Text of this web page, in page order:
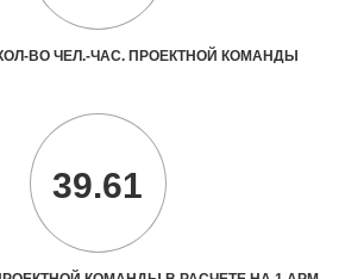
ВО ЧЕЛ.-ЧАС. ПРОЕКТНОЙ КОМАНДЫ
39.61